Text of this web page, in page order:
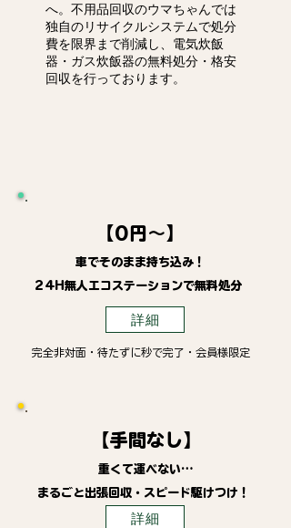
へ。不用品回収のウマちゃんでは
独自のリサイクルシステムで処分
費を限界まで削減し、電気炊飯
器・ガス炊飯器の無料処分・格安
回収を行っております。
【0円～】
車でそのまま持ち込み！
24H無人エコステーションで無料処分
詳細
完全非対面・待たずに秒で完了・会員様限定
【手間なし】
重くて運べない…
まるごと出張回収・スピード駆けつけ！
詳細